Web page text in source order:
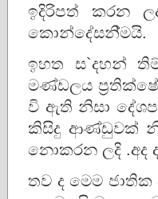
ඉදිරිපත් කරන
කොන්දේසනි්මයි.
ඉහත ස`දහන්
මණ්ඩලය
වි ඇති නිසා
කිසිදු ආණ්ඩුවක්
නොකරන ලදි .අද
තව ද මෙම